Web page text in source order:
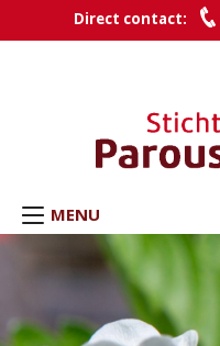
Direct contact:
MENU